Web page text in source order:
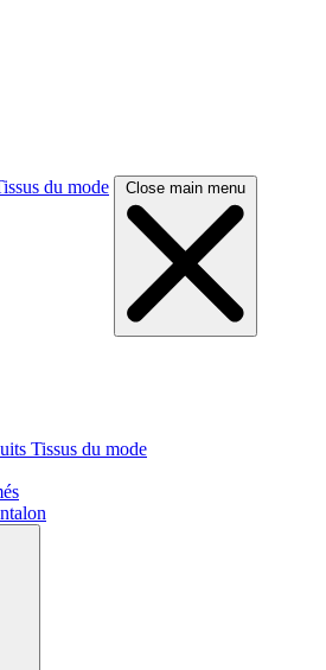
du mode Close main menu
Tissus du mode